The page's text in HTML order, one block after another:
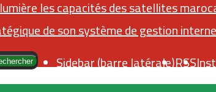
les capacités des satellites
de son système de gestion
Sidebar (barre latérale)RSS